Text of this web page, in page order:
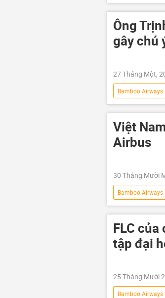
mạng xã hội
Ông
gây chú
27 Tháng Một,
Bamboo Airways
Kinh doanh
Việt
Airbus
30 Tháng Mười
Bamboo Airways
Airbus A321
Cục Hàng không
FLC
tập đại
25 Tháng Mười
Bamboo Airways